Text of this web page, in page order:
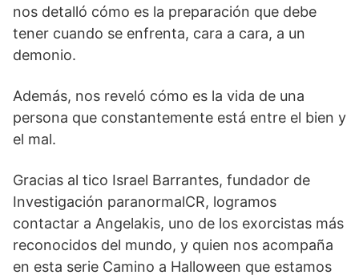
nos detalló cómo es la preparación que debe
tener cuando se enfrenta, cara a cara, a un
demonio.
Además, nos reveló cómo es la vida de una
persona que constantemente está entre el bien y
el mal.
Gracias al tico Israel Barrantes, fundador de
Investigación paranormalCR, logramos
contactar a Angelakis, uno de los exorcistas más
reconocidos del mundo, y quien nos acompaña
en esta serie Camino a Halloween que estamos